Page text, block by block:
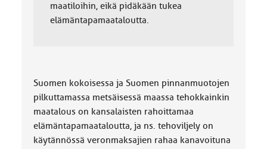
maatiloihin, eikä pidäkään tukea
elämäntapamaataloutta.
Suomen kokoisessa ja Suomen pinnanmuotojen
pilkuttamassa metsäisessä maassa tehokkainkin
maatalous on kansalaisten rahoittamaa
elämäntapamaataloutta, ja ns. tehoviljely on
käytännössä veronmaksajien rahaa kanavoituna